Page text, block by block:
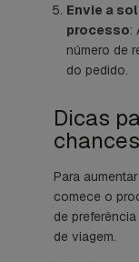
Envie a
processo:
número de
do pedido.
Dicas
Para
comece o
de
de viagem.